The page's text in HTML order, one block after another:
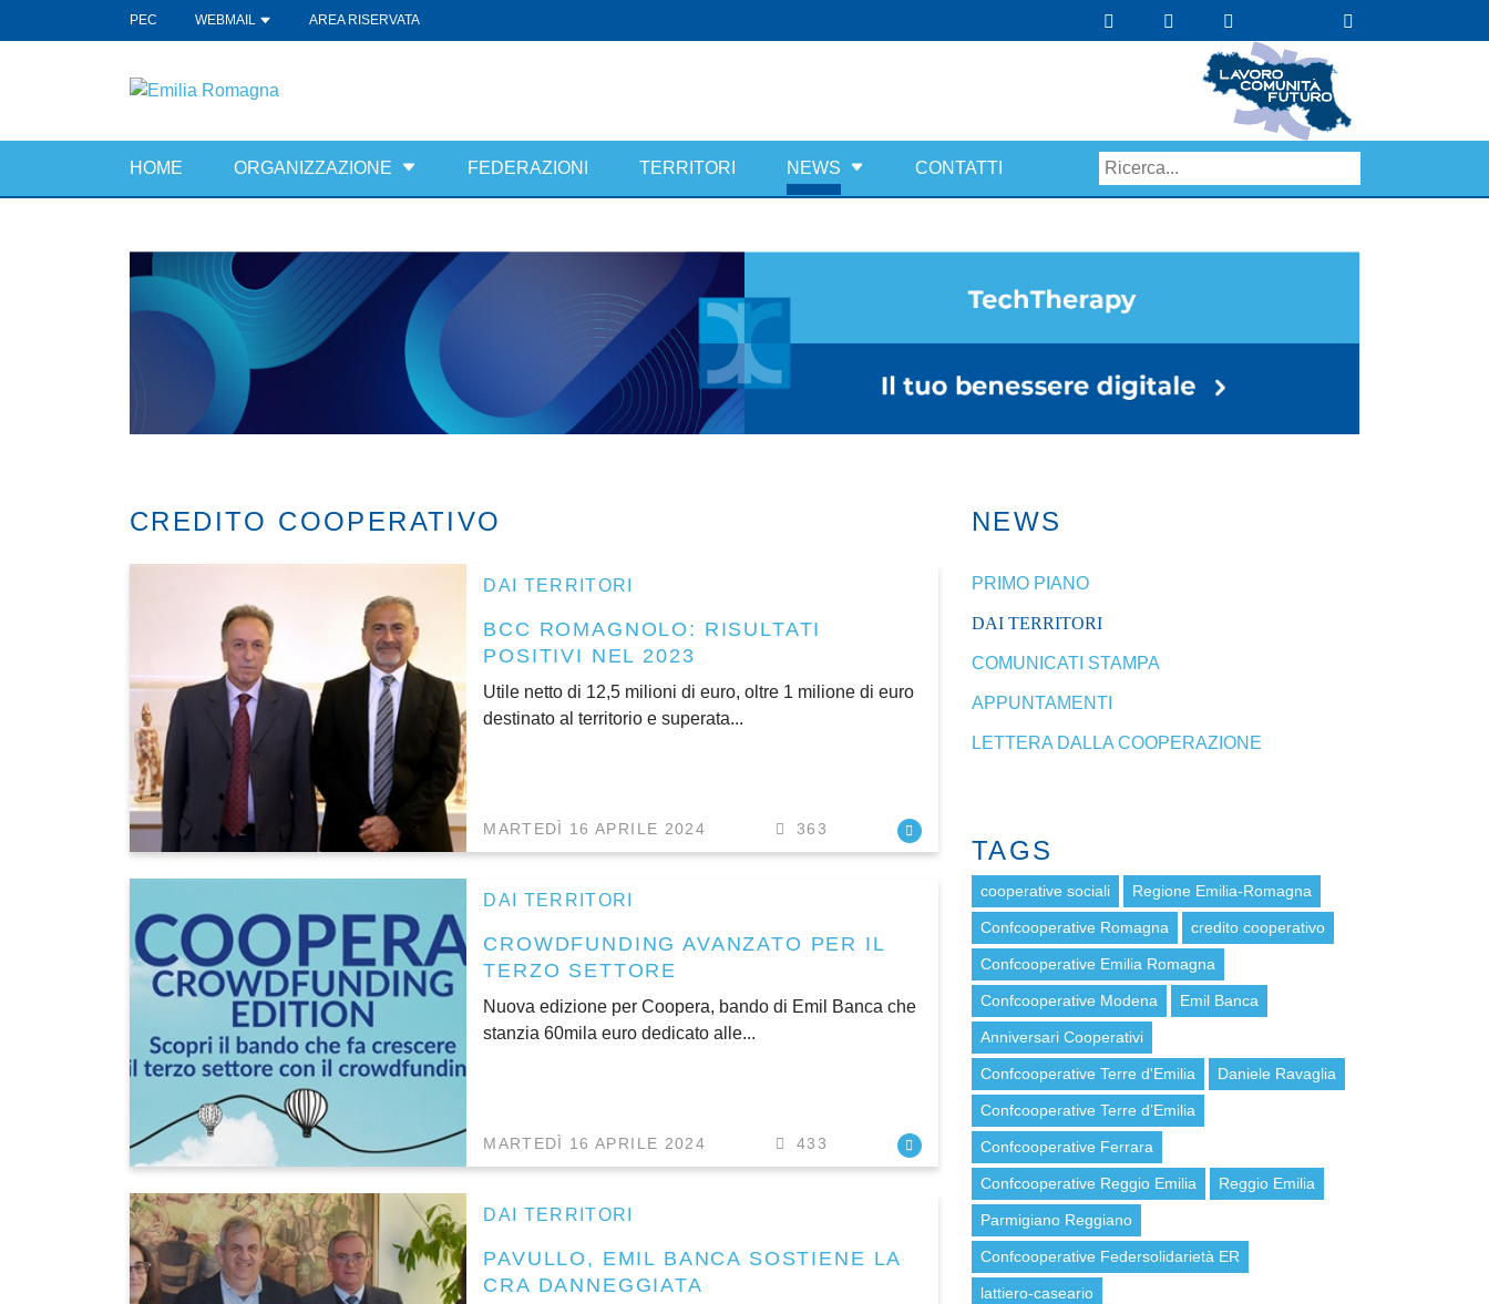
PEC WEBMAIL AREA RISERVATA
HOME ORGANIZZAZIONE FEDERAZIONI TERRITORI NEWS CONTATTI
CREDITO COOPERATIVO
DAI TERRITORI
BCC ROMAGNOLO: RISULTATI
POSITIVI NEL 2023
Utile netto di 12,5 milioni di euro, oltre 1 milione di euro
destinato al territorio e superata...
MARTEDÌ 16 APRILE 2024 363
DAI TERRITORI
CROWDFUNDING AVANZATO PER IL
TERZO SETTORE
Nuova edizione per Coopera, bando di Emil Banca che
stanzia 60mila euro dedicato alle...
MARTEDÌ 16 APRILE 2024 433
DAI TERRITORI
PAVULLO, EMIL BANCA SOSTIENE LA
CRA DANNEGGIATA
NEWS
PRIMO PIANO
DAI TERRITORI
COMUNICATI STAMPA
APPUNTAMENTI
LETTERA DALLA COOPERAZIONE
TAGS
cooperative sociali Regione Emilia-Romagna
Confcooperative Romagna credito cooperativo
Confcooperative Emilia Romagna
Confcooperative Modena Emil Banca
Anniversari Cooperativi
Confcooperative Terre d'Emilia Daniele Ravaglia
Confcooperative Terre d’Emilia
Confcooperative Ferrara
Confcooperative Reggio Emilia Reggio Emilia
Parmigiano Reggiano
Confcooperative Federsolidarietà ER
lattiero-caseario